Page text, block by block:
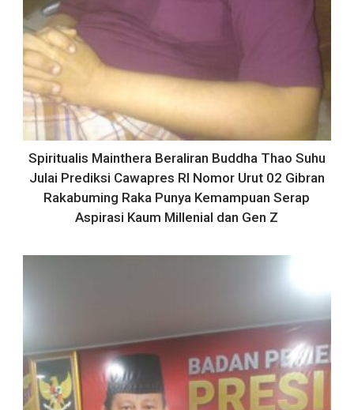
Spiritualis Mainthera Beraliran Buddha Thao Suhu
Julai Prediksi Cawapres RI Nomor Urut 02 Gibran
Rakabuming Raka Punya Kemampuan Serap
Aspirasi Kaum Millenial dan Gen Z